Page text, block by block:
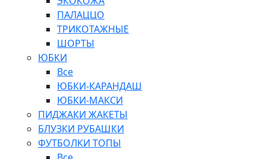
ПАЛАЦЦО
ТРИКОТАЖНЫЕ
ШОРТЫ
ЮБКИ
Все
ЮБКИ-КАРАНДАШ
ЮБКИ-МАКСИ
ПИДЖАКИ ЖАКЕТЫ
БЛУЗКИ РУБАШКИ
ФУТБОЛКИ ТОПЫ